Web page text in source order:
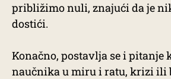
približimo nuli, znajući da je
dostići.
Konačno, postavlja se i pitanje
naučnika u miru i ratu, krizi ili